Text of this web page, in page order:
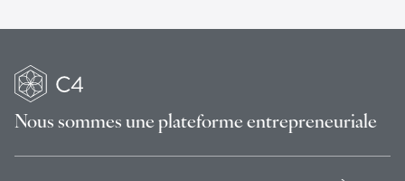
Nous sommes une plateforme entrepreneuriale